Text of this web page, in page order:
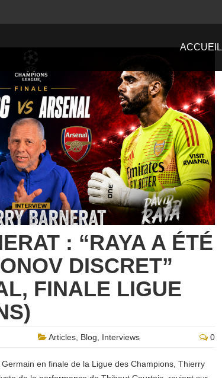
ACCUEIL
: “RAYA A ÉTÉ
DISCRET”
FINALE LIGUE
Articles Blog Interviews 0
en finale de la Ligue des Champions, Thierry